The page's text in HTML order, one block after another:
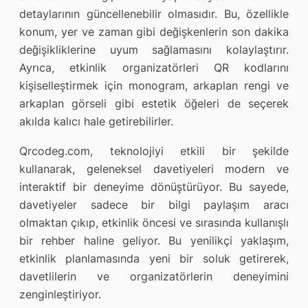
detaylarının güncellenebilir olmasıdır. Bu, özellikle
konum, yer ve zaman gibi değişkenlerin son dakika
değişikliklerine uyum sağlamasını kolaylaştırır.
Ayrıca, etkinlik organizatörleri QR kodlarını
kişiselleştirmek için monogram, arkaplan rengi ve
arkaplan görseli gibi estetik öğeleri de seçerek
akılda kalıcı hale getirebilirler.
Qrcodeg.com, teknolojiyi etkili bir şekilde
kullanarak, geleneksel davetiyeleri modern ve
interaktif bir deneyime dönüştürüyor. Bu sayede,
davetiyeler sadece bir bilgi paylaşım aracı
olmaktan çıkıp, etkinlik öncesi ve sırasında kullanışlı
bir rehber haline geliyor. Bu yenilikçi yaklaşım,
etkinlik planlamasında yeni bir soluk getirerek,
davetlilerin ve organizatörlerin deneyimini
zenginleştiriyor.